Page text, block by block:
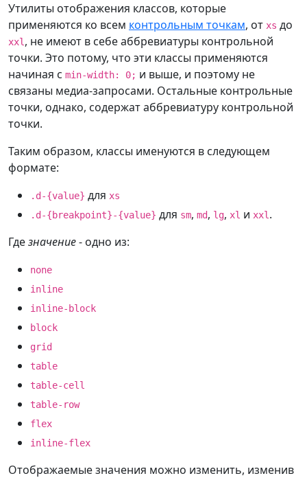
Утилиты отображения классов, которые
применяются ко всем контрольным точкам, от xs до
xxl , не имеют в себе аббревиатуры контрольной
точки. Это потому, что эти классы применяются
начиная с min-width: 0; и выше, и поэтому не
связаны медиа-запросами. Остальные контрольные
точки, однако, содержат аббревиатуру контрольной
точки.
Таким образом, классы именуются в следующем
формате:
.d-{value} для xs
.d-{breakpoint}-{value} для sm, md, lg, xl и xxl .
Гдезначение- одно из:
none
inline
inline-block
block
grid
table
table-cell
table-row
flex
inline-flex
Отображаемые значения можно изменить, изменив